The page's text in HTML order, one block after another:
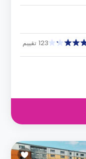
123 تقييم